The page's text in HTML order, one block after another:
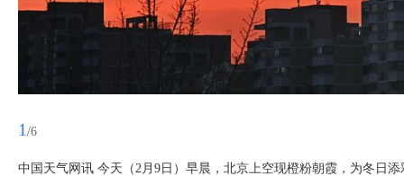
1 /6
中国天气网讯 今天（2月9日）早晨，北京上空现橙粉朝霞，为冬日